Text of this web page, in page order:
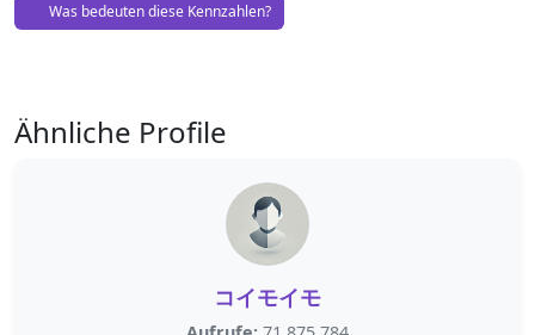
Was bedeuten diese Kennzahlen?
Ähnliche Profile
コイモイモ